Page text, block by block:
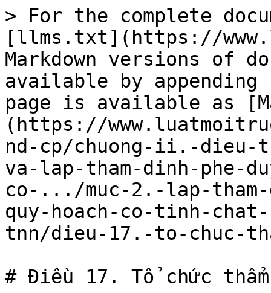
> For the complete
[llms.txt](https://
Markdown versions of
available by
page is available as
(https://
nd-cp/chuong-ii.-dieu-
va-lap-tham-dinh-phe-
co-.../muc-2.-lap-
quy-hoach-co-tinh-
tnn/dieu-17.-to-chuc-
# Điều 17. Tổ chức